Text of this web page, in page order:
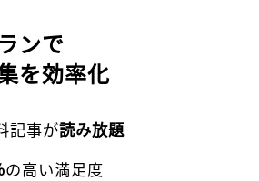
ンで
を効率化
記事が読み放題
の高い満足度